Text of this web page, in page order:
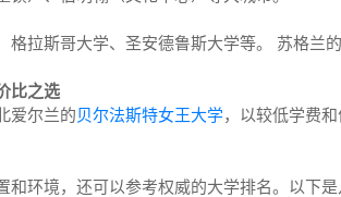
格拉斯哥大学、圣安德鲁斯大学等。 苏格兰
比之选
爱尔兰的贝尔法斯特女王大学，以较低学费和
和环境，还可以参考权威的大学排名。以下是